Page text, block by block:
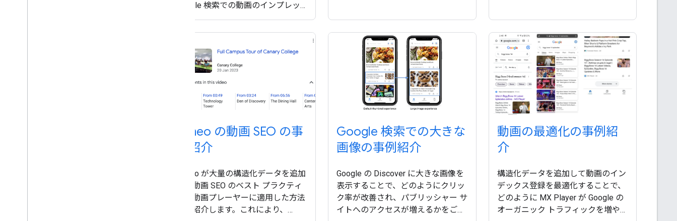
Google 検索での動画のインプレッ
ション数とクリック数を増やした方
ます。
Vimeo の動画 SEO の事
例紹介
Vimeo が大量の構造化データを追加
し、動画 SEO のベスト プラクティ
スを動画プレーヤーに適用した方法
をご紹介します。これにより、
Google 検索での大きな
画像の事例紹介
Google の Discover に大きな画像を
表示することで、どのようにクリッ
ク率が改善され、パブリッシャー サ
イトへのアクセスが増えるかをご紹
動画の最適化の事例紹
介
構造化データを追加して動画のイン
デックス登録を最適化することで、
どのように MX Player が Google の
オーガニック トラフィックを増やし